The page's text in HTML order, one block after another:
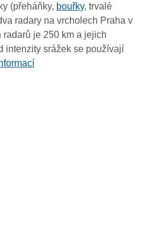
09:40
09:30
09:20
09:10
(přeháňky, bouřky, trvalé
radary na vrcholech Praha v
je 250 km a jejich
intenzity srážek se používají